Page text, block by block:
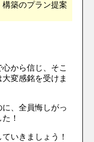
築のプラン提案
心から信じ、そこ
変感銘を受けま
、全員悔しがっ
！
いきましょう！